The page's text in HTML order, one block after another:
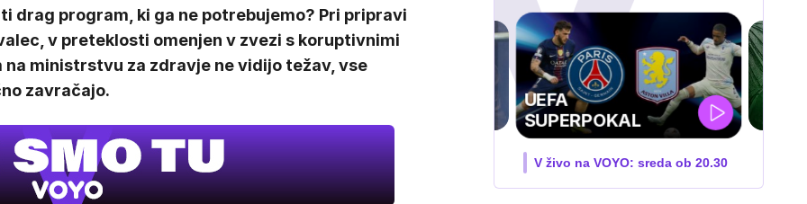
drag program, ki ga ne potrebujemo? Pri pripravi
v preteklosti omenjen v zvezi s koruptivnimi
na ministrstvu za zdravje ne vidijo težav, vse
zavračajo.
ZUFFA BOXING 10
V živo na VOYO: sobota ob